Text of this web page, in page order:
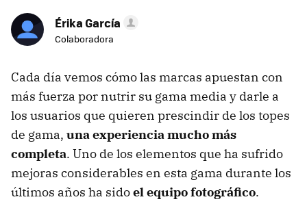
Érika García
Colaboradora
Cada día vemos cómo las marcas apuestan con
más fuerza por nutrir su gama media y darle a
los usuarios que quieren prescindir de los topes
de gama, una experiencia mucho más
completa. Uno de los elementos que ha sufrido
mejoras considerables en esta gama durante los
últimos años ha sidoel equipo fotográfico.